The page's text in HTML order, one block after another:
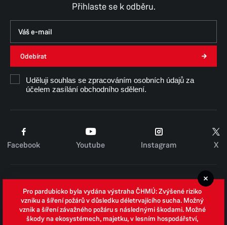
8:00–11:00, 12:00–15:30
Pátek 8:00–11:00, 12:00–14:30
Narůzných pracovištích magistrátu
otevírací doba lišit.
Přihlaste se k odběru.
Odebírat
Uděluji souhlas se zpracováním osobních údajů za
účelem zasílání obchodního sdělení.
Facebook Youtube Instagram X
Zpracování osobních údajů
Whistleblowing
Pro pardubicko byla vydána výstraha ČHMÚ: Zvýšené riziko
vzniku a šíření požárů v důsledku déletrvajícího sucha. Možný
vznik a šíření závažného požáru s následnými škodami. Možné
škody na ekosystémech, majetku, v lesním hospodářství,